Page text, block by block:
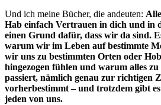
Und ich meine Bücher, die andeuten:
Hab einfach Vertrauen in dich und in
einen Grund dafür, dass wir da sind.
warum wir im Leben auf bestimmte
wir uns zu bestimmten Orten oder
hingezogen fühlen und warum alles
passiert, nämlich genau zur richtigen
vorherbestimmt – und trotzdem gibt
jeden von uns.